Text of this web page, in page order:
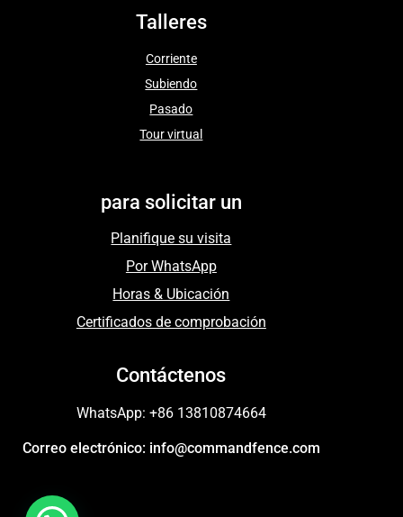
Talleres
Corriente
Subiendo
Pasado
Tour virtual
para solicitar un
Planifique su visita
Por WhatsApp
Horas & Ubicación
Certificados de comprobación
Contáctenos
WhatsApp: +86 13810874664
Correo electrónico: info@commandfence.com